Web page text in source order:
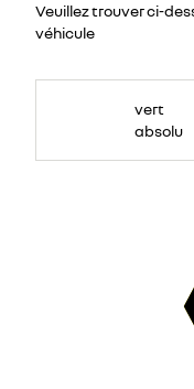
Veuillez trouver ci-
véhicule
vert
absolu